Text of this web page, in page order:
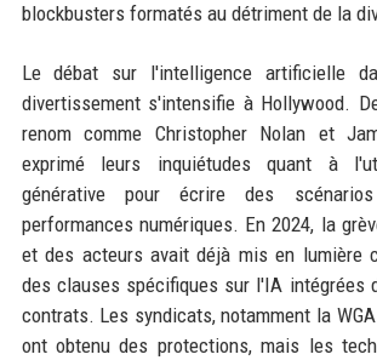
blockbusters formatés au détriment de la
Le débat sur l'intelligence artificielle
divertissement s'intensifie à Hollywood.
renom comme Christopher Nolan et
exprimé leurs inquiétudes quant à
générative pour écrire des
performances numériques. En 2024, la
et des acteurs avait déjà mis en lumière
des clauses spécifiques sur l'IA intégrées
contrats. Les syndicats, notamment la
ont obtenu des protections, mais les